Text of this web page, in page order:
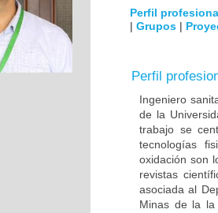
Perfil
| Grupos |
Perfil
Ingeniero
de la
trabajo se
tecnologías
oxidación son
revistas
asociada al
Minas de la la